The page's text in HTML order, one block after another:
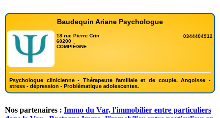
Baudequin Ariane Psychologue
18 rue Pierre Crin
60200
COMPIÈGNE
0344404912
Psychologue clinicienne - Thérapeute familiale et de couple. Angoisse -
stress - dépression - Problèmatique adolescentes.
Nos partenaires : Immo du Var, l'immobilier entre particuliers